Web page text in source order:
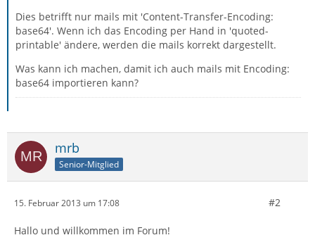
Dies betrifft nur mails mit 'Content-Transfer-Encoding:
base64'. Wenn ich das Encoding per Hand in 'quoted-
printable' ändere, werden die mails korrekt dargestellt.
Was kann ich machen, damit ich auch mails mit Encoding:
base64 importieren kann?
mrb
Senior-Mitglied
15. Februar 2013 um 17:08 #2
Hallo und willkommen im Forum!